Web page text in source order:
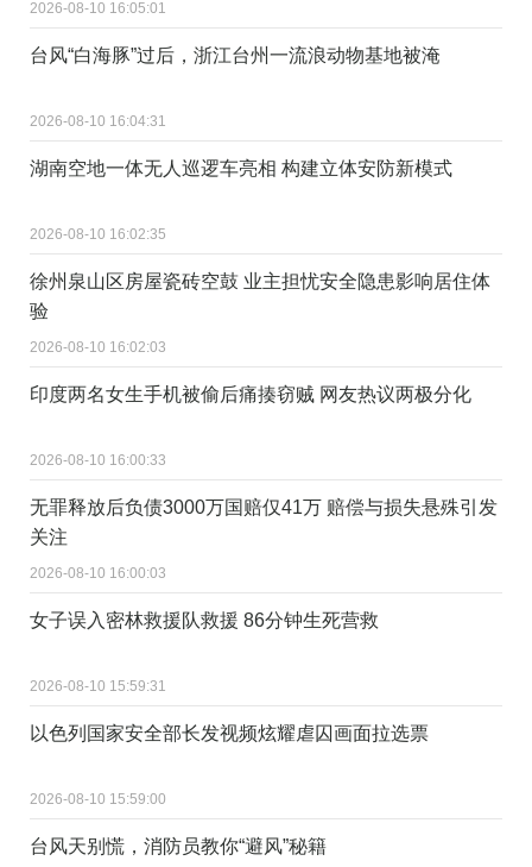
2026-08-10 16:05:01
台风“白海豚”过后，浙江台州一流浪动物基地被淹
2026-08-10 16:04:31
湖南空地一体无人巡逻车亮相 构建立体安防新模式
2026-08-10 16:02:35
徐州泉山区房屋瓷砖空鼓 业主担忧安全隐患影响居住体
验
2026-08-10 16:02:03
印度两名女生手机被偷后痛揍窃贼 网友热议两极分化
2026-08-10 16:00:33
无罪释放后负债3000万国赔仅41万 赔偿与损失悬殊引发
关注
2026-08-10 16:00:03
女子误入密林救援队救援 86分钟生死营救
2026-08-10 15:59:31
以色列国家安全部长发视频炫耀虐囚画面拉选票
2026-08-10 15:59:00
台风天别慌，消防员教你“避风”秘籍